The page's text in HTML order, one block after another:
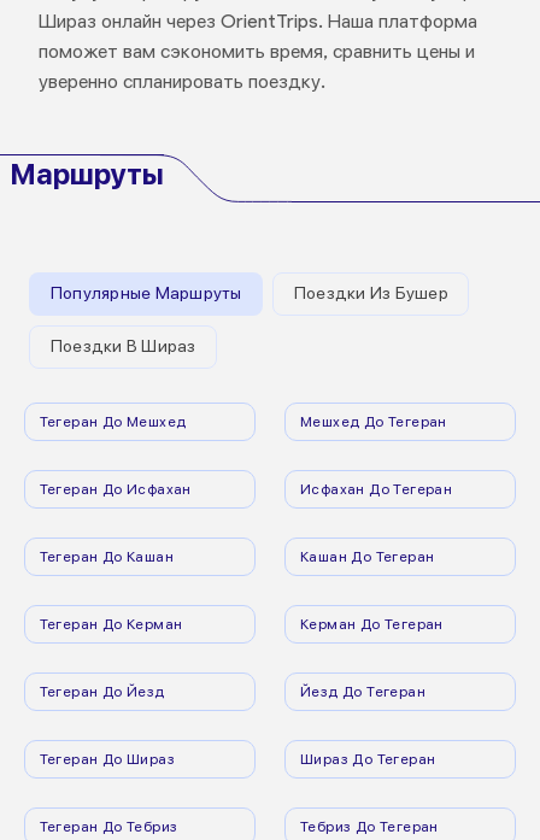
Шираз онлайн через OrientTrips. Наша платформа
поможет вам сэкономить время, сравнить цены и
уверенно спланировать поездку.
Маршруты
Популярные Маршруты Поездки Из Бушер
Поездки В Шираз
Тегеран До Мешхед Мешхед До Тегеран
Тегеран До Исфахан Исфахан До Тегеран
Тегеран До Кашан Кашан До Тегеран
Тегеран До Керман Керман До Тегеран
Тегеран До Йезд Йезд До Тегеран
Тегеран До Шираз Шираз До Тегеран
Тегеран До Тебриз Тебриз До Тегеран